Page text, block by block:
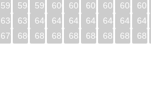
597 598 599 600 601 602 603 604 605
638 639 640 641 642 643 644 645 646
679 680 681 682 683 684 685 686 687